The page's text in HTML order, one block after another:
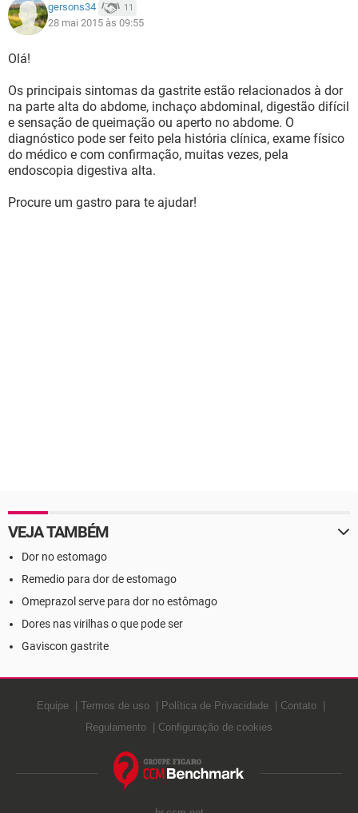
gersons34 11
28 mai 2015 às 09:55
Olá!
Os principais sintomas da gastrite estão relacionados à dor
na parte alta do abdome, inchaço abdominal, digestão difícil
e sensação de queimação ou aperto no abdome. O
diagnóstico pode ser feito pela história clínica, exame físico
do médico e com confirmação, muitas vezes, pela
endoscopia digestiva alta.
Procure um gastro para te ajudar!
VEJA TAMBÉM
Dor no estomago
Remedio para dor de estomago
Omeprazol serve para dor no estômago
Dores nas virilhas o que pode ser
Gaviscon gastrite
Equipe Termos de uso Política de Privacidade
Contato
Regulamento
Configuração de cookies